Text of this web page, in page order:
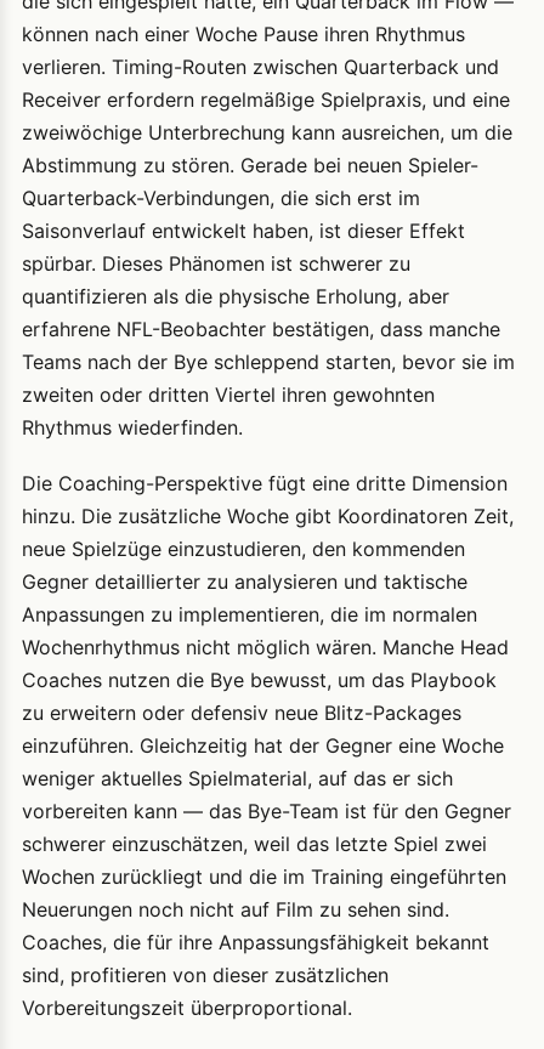
können nach einer Woche Pause ihren Rhythmus
verlieren. Timing-Routen zwischen Quarterback und
Receiver erfordern regelmäßige Spielpraxis, und eine
zweiwöchige Unterbrechung kann ausreichen, um die
Abstimmung zu stören. Gerade bei neuen Spieler-
Quarterback-Verbindungen, die sich erst im
Saisonverlauf entwickelt haben, ist dieser Effekt
spürbar. Dieses Phänomen ist schwerer zu
quantifizieren als die physische Erholung, aber
erfahrene NFL-Beobachter bestätigen, dass manche
Teams nach der Bye schleppend starten, bevor sie im
zweiten oder dritten Viertel ihren gewohnten
Rhythmus wiederfinden.
Die Coaching-Perspektive fügt eine dritte Dimension
hinzu. Die zusätzliche Woche gibt Koordinatoren Zeit,
neue Spielzüge einzustudieren, den kommenden
Gegner detaillierter zu analysieren und taktische
Anpassungen zu implementieren, die im normalen
Wochenrhythmus nicht möglich wären. Manche Head
Coaches nutzen die Bye bewusst, um das Playbook
zu erweitern oder defensiv neue Blitz-Packages
einzuführen. Gleichzeitig hat der Gegner eine Woche
weniger aktuelles Spielmaterial, auf das er sich
vorbereiten kann — das Bye-Team ist für den Gegner
schwerer einzuschätzen, weil das letzte Spiel zwei
Wochen zurückliegt und die im Training eingeführten
Neuerungen noch nicht auf Film zu sehen sind.
Coaches, die für ihre Anpassungsfähigkeit bekannt
sind, profitieren von dieser zusätzlichen
Vorbereitungszeit überproportional.